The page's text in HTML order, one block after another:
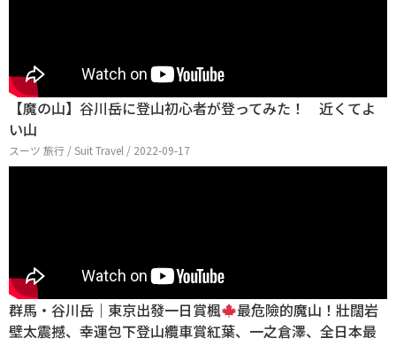
【魔の山】谷川岳に登山初心者が登ってみた！ 近くてよ
い山
スーツ 旅行 / Suit Travel / 2022-09-17
群馬・谷川岳｜東京出發一日賞楓
最危險的魔山！壯闊岩
壁太震撼、幸運包下登山纜車賞紅葉、一之倉澤、全日本最